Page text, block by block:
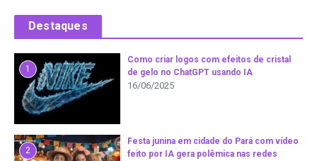
Destaques
1
Como criar logos com efeitos de cristal
de gelo no ChatGPT usando IA
16/06/2025
2
Festa junina em cidade do Pará com vídeo
feito por IA gera polêmica nas redes